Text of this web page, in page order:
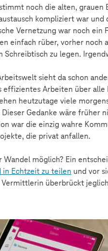
noch die alten,
kompliziert war
Vernetzung war noch
einfach rüber, vorher noch
Schreibtisch zu legen.
sieht da schon
effizientes Arbeiten über alle
heutzutage viele
Gedanke wäre früher
war die einzig wahre
die privat anfallen.
Wandel möglich? Ein
in Echtzeit zu teilen und vor
Vermittlerin überbrückt